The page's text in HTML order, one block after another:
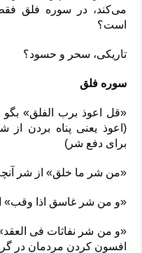
می‌کند، در سوره فلق
است؟
تاریکی، سحر و حسود؟
سوره فلق
«قل اعوذ برب الفلق» بگو
(اعوذ یعنی پناه بردن از
برای دفع شر)
«من شر ما خلق» از شر
«و من شر غاسق اذا وقب»
«و من شر نفاثات فی
افسون کردن مردمان در